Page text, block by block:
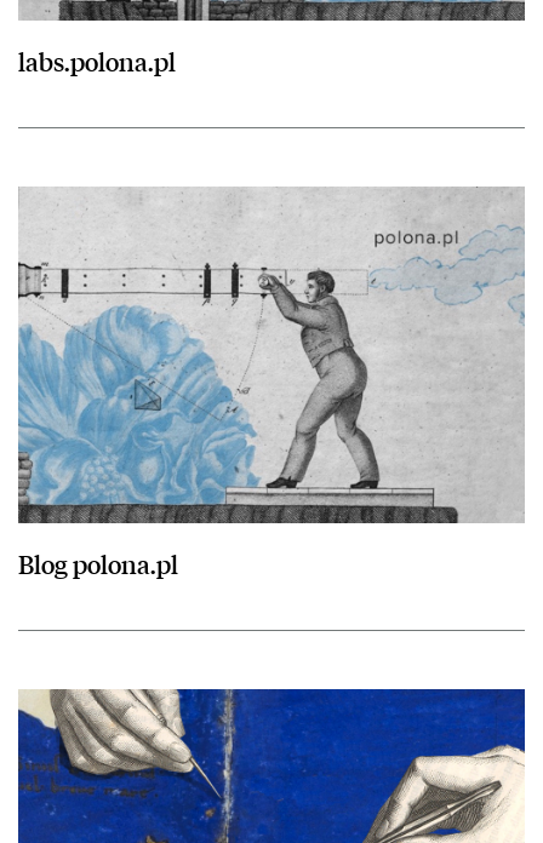
labs.polona.pl
Blog polona.pl
przejdź do Blog polona.pl
przejdź do Dobre zachowanie